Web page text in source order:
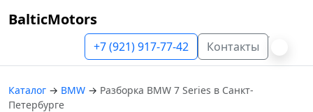
BalticMotors
+7 (921) 917-77-42 Контакты
Каталог → BMW → Разборка BMW 7 Series в Санкт-
Петербурге